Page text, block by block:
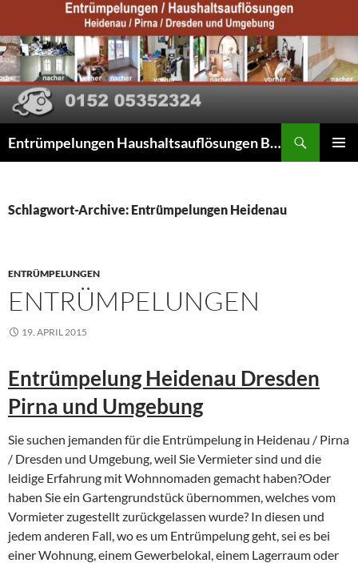
Entrümpelungen Haushaltsauflösungen Beräumungen
Schlagwort-Archive: Entrümpelungen Heidenau
ENTRÜMPELUNGEN
ENTRÜMPELUNGEN
19. APRIL 2015
Entrümpelung Heidenau Dresden
Pirna und Umgebung
Sie suchen jemanden für die Entrümpelung in Heidenau / Pirna
/ Dresden und Umgebung, weil Sie Vermieter sind und die
leidige Erfahrung mit Wohnnomaden gemacht haben?Oder
haben Sie ein Gartengrundstück übernommen, welches vom
Vormieter zugestellt zurückgelassen wurde? In diesen und
jedem anderen Fall, wo es um Entrümpelung geht, sei es bei
einer Wohnung, einem Gewerbelokal, einem Lagerraum oder